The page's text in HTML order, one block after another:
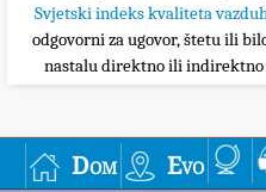
Svjetski indeks kvaliteta
odgovorni za ugovor, štetu ili
nastalu direktno ili indirektno
Dom Evo